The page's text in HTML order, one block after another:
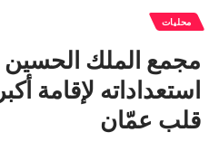
محليات
مجمع الملك الحسين
استعداداته لإقامة
قلب عمّان